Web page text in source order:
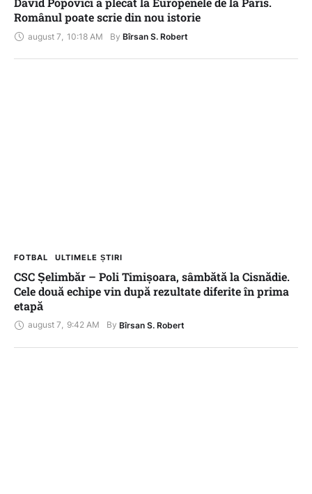
Românul poate scrie din nou istorie
august 7 10:18 AM By Bîrsan S. Robert
FOTBAL ULTIMELE ȘTIRI
CSC Șelimbăr – Poli Timișoara, sâmbătă la Cisnădie.
Cele două echipe vin după rezultate diferite în prima
etapă
august 7, 9:42 AM By Bîrsan S. Robert